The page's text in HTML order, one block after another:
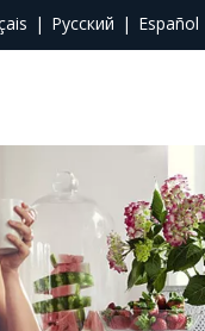
| Pусский | Español